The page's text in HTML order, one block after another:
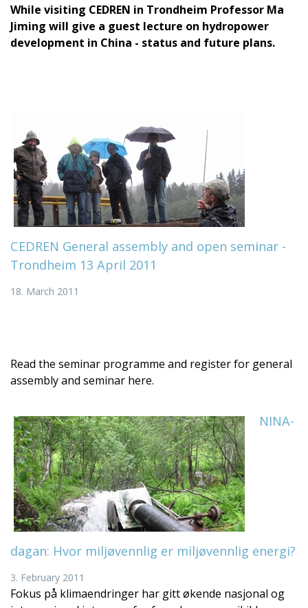
While visiting CEDREN in Trondheim Professor Ma
Jiming will give a guest lecture on hydropower
development in China - status and future plans.
CEDREN General assembly and open seminar -
Trondheim 13 April 2011
18. March 2011
Read the seminar programme and register for general
assembly and seminar here.
NINA-
dagan: Hvor miljøvennlig er miljøvennlig energi?
3. February 2011
Fokus på klimaendringer har gitt økende nasjonal og